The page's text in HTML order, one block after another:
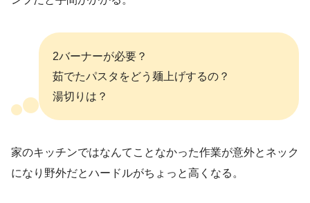
2バーナーが必要？
茹でたパスタをどう麺上げするの？
湯切りは？
家のキッチンではなんてことなかった作業が意外とネック
になり野外だとハードルがちょっと高くなる。